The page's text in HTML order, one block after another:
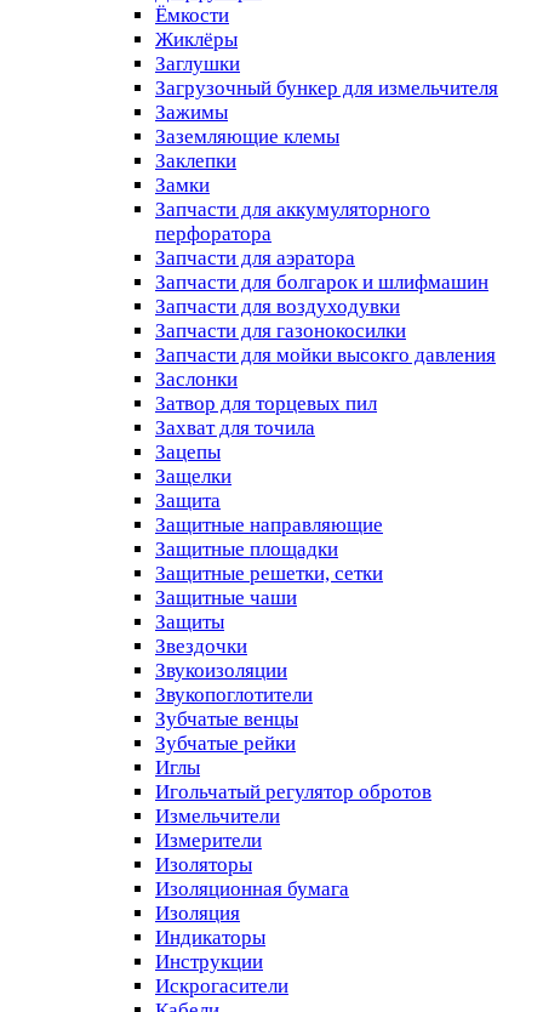
Ёмкости
Жиклёры
Заглушки
Загрузочный бункер для измельчителя
Зажимы
Заземляющие клемы
Заклепки
Замки
Запчасти для аккумуляторного
перфоратора
Запчасти для аэратора
Запчасти для болгарок и шлифмашин
Запчасти для воздуходувки
Запчасти для газонокосилки
Запчасти для мойки высокго давления
Заслонки
Затвор для торцевых пил
Захват для точила
Зацепы
Защелки
Защита
Защитные направляющие
Защитные площадки
Защитные решетки, сетки
Защитные чаши
Защиты
Звездочки
Звукоизоляции
Звукопоглотители
Зубчатые венцы
Зубчатые рейки
Иглы
Игольчатый регулятор обротов
Измельчители
Измерители
Изоляторы
Изоляционная бумага
Изоляция
Индикаторы
Инструкции
Искрогасители